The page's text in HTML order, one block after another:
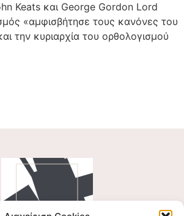
Keats και George Gordon Lord
«αμφισβήτησε τους κανόνες του
την κυριαρχία του ορθολογισμού